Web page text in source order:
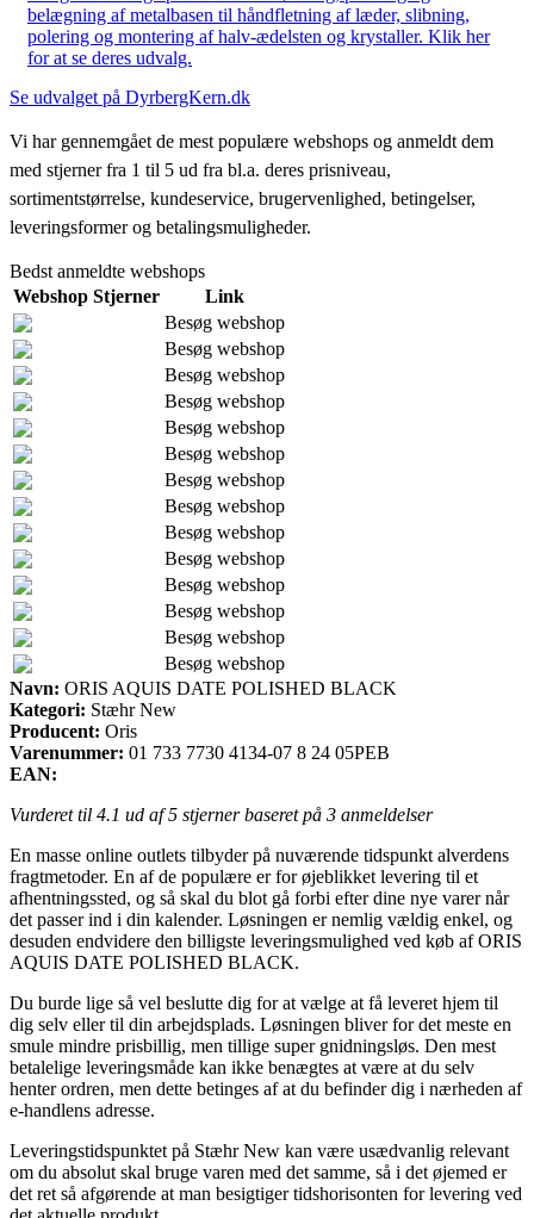
belægning af metalbasen til håndfletning af læder, slibning,
polering og montering af halv-ædelsten og krystaller. Klik her
for at se deres udvalg.
Se udvalget på DyrbergKern.dk
Vi har gennemgået de mest populære webshops og anmeldt dem
med stjerner fra 1 til 5 ud fra bl.a. deres prisniveau,
sortimentstørrelse, kundeservice, brugervenlighed, betingelser,
leveringsformer og betalingsmuligheder.
Bedst anmeldte webshops
Webshop Stjerner
Link
Besøg webshop
Besøg webshop
Besøg webshop
Besøg webshop
Besøg webshop
Besøg webshop
Besøg webshop
Besøg webshop
Besøg webshop
Besøg webshop
Besøg webshop
Besøg webshop
Besøg webshop
Besøg webshop
Navn: ORIS AQUIS DATE POLISHED BLACK
Kategori: Stæhr New
Producent: Oris
Varenummer: 01 733 7730 4134-07 8 24 05PEB
EAN:
Vurderet til 4.1 ud af 5 stjerner baseret på 3 anmeldelser
En masse online outlets tilbyder på nuværende tidspunkt alverdens
fragtmetoder. En af de populære er for øjeblikket levering til et
afhentningssted, og så skal du blot gå forbi efter dine nye varer når
det passer ind i din kalender. Løsningen er nemlig vældig enkel, og
desuden endvidere den billigste leveringsmulighed ved køb af ORIS
AQUIS DATE POLISHED BLACK.
Du burde lige så vel beslutte dig for at vælge at få leveret hjem til
dig selv eller til din arbejdsplads. Løsningen bliver for det meste en
smule mindre prisbillig, men tillige super gnidningsløs. Den mest
betalelige leveringsmåde kan ikke benægtes at være at du selv
henter ordren, men dette betinges af at du befinder dig i nærheden af
e-handlens adresse.
Leveringstidspunktet på Stæhr New kan være usædvanlig relevant
om du absolut skal bruge varen med det samme, så i det øjemed er
det ret så afgørende at man besigtiger tidshorisonten for levering ved